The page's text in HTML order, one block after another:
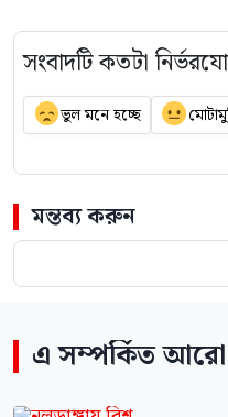
সংবাদটি কতটা
ভুল মনে হচ্ছে
মন্তব্য করুন
এ সম্পর্কিত